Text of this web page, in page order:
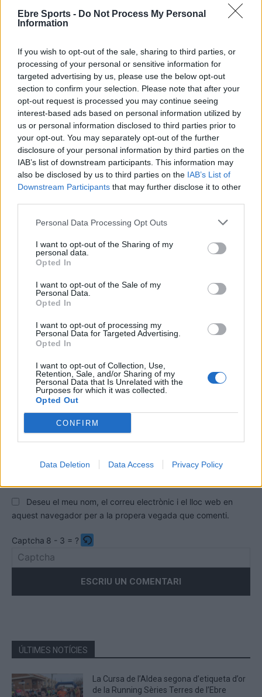
Ebre Sports - Do Not Process My Personal
Information
If you wish to opt-out of the sale, sharing to third parties, or
processing of your personal or sensitive information for
targeted advertising by us, please use the below opt-out
section to confirm your selection. Please note that after your
opt-out request is processed you may continue seeing
interest-based ads based on personal information utilized by
us or personal information disclosed to third parties prior to
your opt-out. You may separately opt-out of the further
disclosure of your personal information by third parties on the
IAB’s list of downstream participants. This information may
also be disclosed by us to third parties on the IAB’s List of
Downstream Participants that may further disclose it to other
Personal Data Processing Opt Outs
I want to opt-out of the Sharing of my
personal data.
Opted In
I want to opt-out of the Sale of my
Personal Data.
Opted In
I want to opt-out of processing my
Personal Data for Targeted Advertising.
Opted In
I want to opt-out of Collection, Use,
Retention, Sale, and/or Sharing of my
Personal Data that Is Unrelated with the
Purposes for which it was collected.
Opted Out
CONFIRM
Data Deletion Data Access Privacy Policy
ARTICLES RELACIONATS
Voleibol
vuitena plaça a l’estatal juvenil
maig 4, 2026
Voleibol
Mintonette Almeria, CD Albarena i CV
Manacor, rivals del CV Roquetes a l’estatal
juvenil
abril 15, 2026
El Club Voleibol Roquetes repetirà al
Campionat d’Espanya juvenil
abril 12, 2026
Comentari:
Deseu el meu nom, el correu electrònic i el lloc web en
aquest navegador per a la propera vegada que comenti.
Captcha 8 - 3 = ?
the
the
CAPTCHA
to
verify
ÚLTIMES NOTÍCIES
La Cursa de l’Aldea segona d’etiqueta d’or
de la Running Sèries Terres de l’Ebre